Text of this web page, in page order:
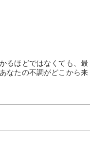
るほどではなくても、最
なたの不調がどこから来